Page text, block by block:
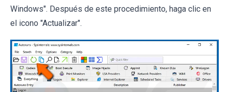
Windows". Después de este procedimiento, haga clic en
el icono "Actualizar".